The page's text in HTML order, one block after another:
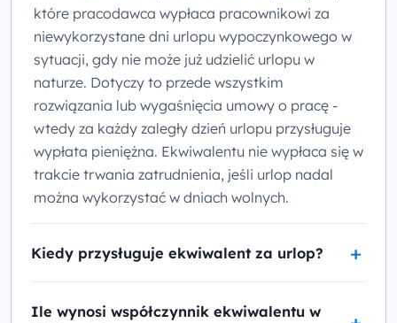
które pracodawca wypłaca pracownikowi za
niewykorzystane dni urlopu wypoczynkowego w
sytuacji, gdy nie może już udzielić urlopu w
naturze. Dotyczy to przede wszystkim
rozwiązania lub wygaśnięcia umowy o pracę -
wtedy za każdy zaległy dzień urlopu przysługuje
wypłata pieniężna. Ekwiwalentu nie wypłaca się w
trakcie trwania zatrudnienia, jeśli urlop nadal
można wykorzystać w dniach wolnych.
Kiedy przysługuje ekwiwalent za urlop?
Ile wynosi współczynnik ekwiwalentu w